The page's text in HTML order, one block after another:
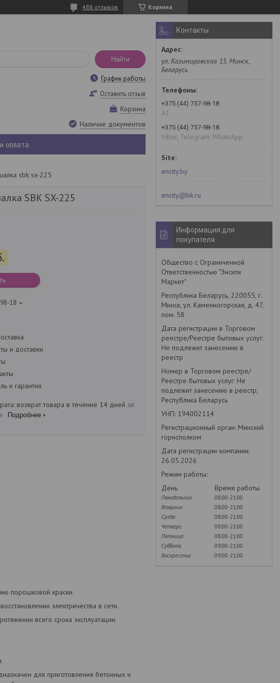
Корзина
488 отзывов
Найти
График работы
Оставить отзыв
Корзина
Наличие документов
оплата
sbk sx-225
SBK SX-225
18
и доставки
и гарантия
возврат товара в течение 14 дней за
Подробнее
порошковой краски.
электричества в сети.
всего срока эксплуатации.
для приготовления бетонных и
Контакты
ул. Казимировская 15, Минск,
Беларусь
+375 (44) 757-98-18
A1
+375 (44) 757-98-18
Viber, Telegram, WhatsApp
encity.by
encity@bk.ru
Информация для
покупателя
Общество с Ограниченной
Ответственностью "Энсити
Маркет"
Республика Беларусь, 220055, г.
Минск, ул. Каменногорская, д. 47,
пом. 58
Дата регистрации в Торговом
реестре/Реестре бытовых услуг:
Не подлежит занесению в
реестр
Номер в Торговом реестре/
Реестре бытовых услуг: Не
подлежит занесению в реестр,
Республика Беларусь
УНП: 194002114
Регистрационный орган: Минский
горисполком
Дата регистрации компании:
26.05.2026
Режим работы:
День
Время работы
Понедельник
08:00-21:00
Вторник
08:00-21:00
Среда
08:00-21:00
Четверг
08:00-21:00
Пятница
08:00-21:00
Суббота
09:00-21:00
Воскресенье
09:00-21:00